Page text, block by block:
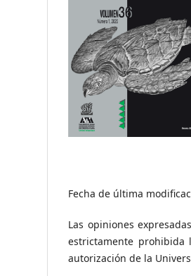
Fecha de última
Las opiniones
estrictamente
autorización de la